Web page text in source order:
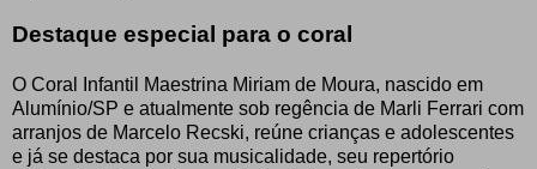
Destaque especial para o coral
O Coral Infantil Maestrina Miriam de Moura, nascido em
Alumínio/SP e atualmente sob regência de Marli Ferrari com
arranjos de Marcelo Recski, reúne crianças e adolescentes
e já se destaca por sua musicalidade, seu repertório